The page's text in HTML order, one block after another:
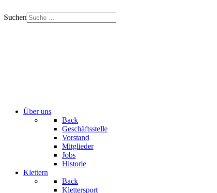
Suchen
Über uns
Back
Geschäftsstelle
Vorstand
Mitglieder
Jobs
Historie
Klettern
Back
Klettersport